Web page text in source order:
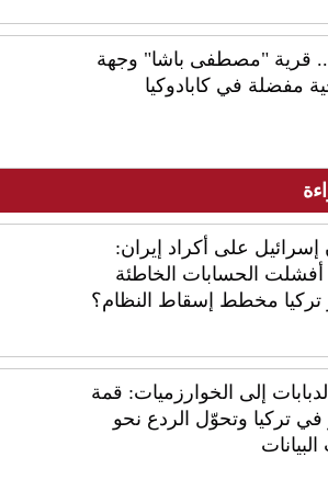
قرية "مصطفى باشا" وجهة
مفضلة في كابادوكيا
إسرائيل على أكراد إيران:
الحسابات الخاطئة
تركيا مخطط إسقاط النظام؟
إلى الخوارزميات: قمة
في تركيا وتحوّل الردع نحو